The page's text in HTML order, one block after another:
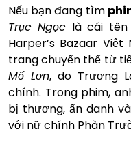
Nếu bạn đang tìm
Trục Ngọc là cái tên
Harper’s Bazaar
trang chuyển thể từ
Mổ Lợn, do Trương
chính. Trong phim,
bị thương, ẩn danh
với nữ chính Phàn